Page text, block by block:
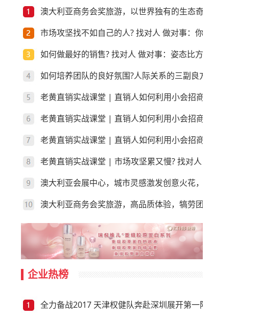
澳大利亚商务会奖旅游，以世界独有的生态奇观与前沿商务
市场攻坚找不如自己的人? 找对人 做对事：你需要“向上”推荐
如何做最好的销售? 找对人 做对事：姿态比方法更重要!
如何培养团队的良好氛围?人际关系的三副良方和三副毒药！
老黄直销实战课堂 | 直销人如何利用小会招商和销售？第三
老黄直销实战课堂 | 直销人如何利用小会招商和销售？第二
老黄直销实战课堂 | 直销人如何利用小会招商和销售？第一
老黄直销实战课堂 | 市场攻坚累又慢? 找对人 做对事：学会
澳大利亚会展中心，城市灵感激发创意火花，尽享“澳”世之美
澳大利亚商务会奖旅游，高品质体验，犒劳团队的“玩”美之地
企业热榜
全力备战2017 天津权健队奔赴深圳展开第一阶段冬训